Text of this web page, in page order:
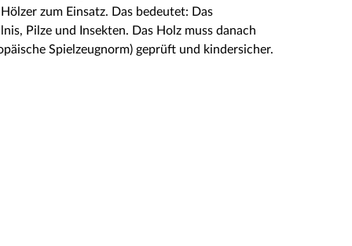
zum Einsatz. Das bedeutet: Das
Pilze und Insekten. Das Holz muss danach
Spielzeugnorm) geprüft und kindersicher.